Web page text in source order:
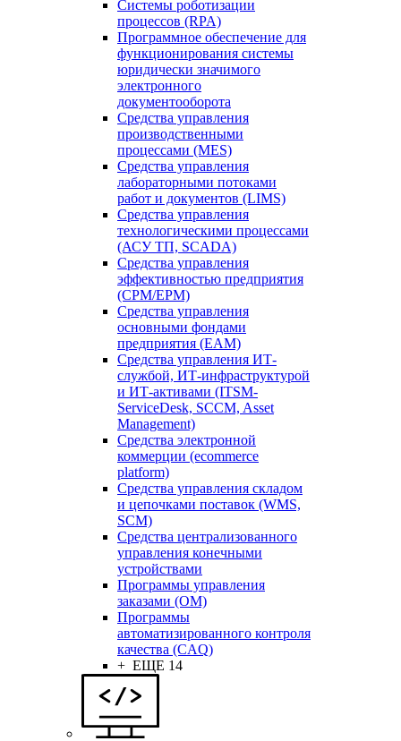
Системы роботизации
процессов (RPA)
Программное обеспечение для
функционирования системы
юридически значимого
электронного
документооборота
Средства управления
производственными
процессами (MES)
Средства управления
лабораторными потоками
работ и документов (LIMS)
Средства управления
технологическими процессами
(АСУ ТП, SCADA)
Средства управления
эффективностью предприятия
(CPM/EPM)
Средства управления
основными фондами
предприятия (EAM)
Средства управления ИТ-
службой, ИТ-инфраструктурой
и ИТ-активами (ITSM-
ServiceDesk, SCCM, Asset
Management)
Средства электронной
коммерции (ecommerce
platform)
Средства управления складом
и цепочками поставок (WMS,
SCM)
Средства централизованного
управления конечными
устройствами
Программы управления
заказами (OM)
Программы
автоматизированного контроля
качества (CAQ)
+ ЕЩЕ 14